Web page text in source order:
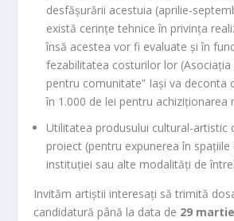
desfășurării acestuia (aprilie-
există cerințe tehnice în privința
însă acestea vor fi evaluate și în
fezabilitatea costurilor lor (Asociația
pentru comunitate” Iași va deconta
în 1.000 de lei pentru achiziționarea
Utilitatea produsului cultural-artistic
proiect (pentru expunerea în
instituției sau alte modalități de
Invităm artiștii interesați să trimită
candidatură până la data de 29